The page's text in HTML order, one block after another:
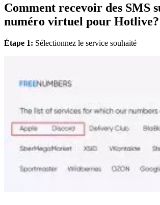
Comment recevoir des SMS
numéro virtuel pour Hotlive?
Étape 1: Sélectionnez le service souhaité